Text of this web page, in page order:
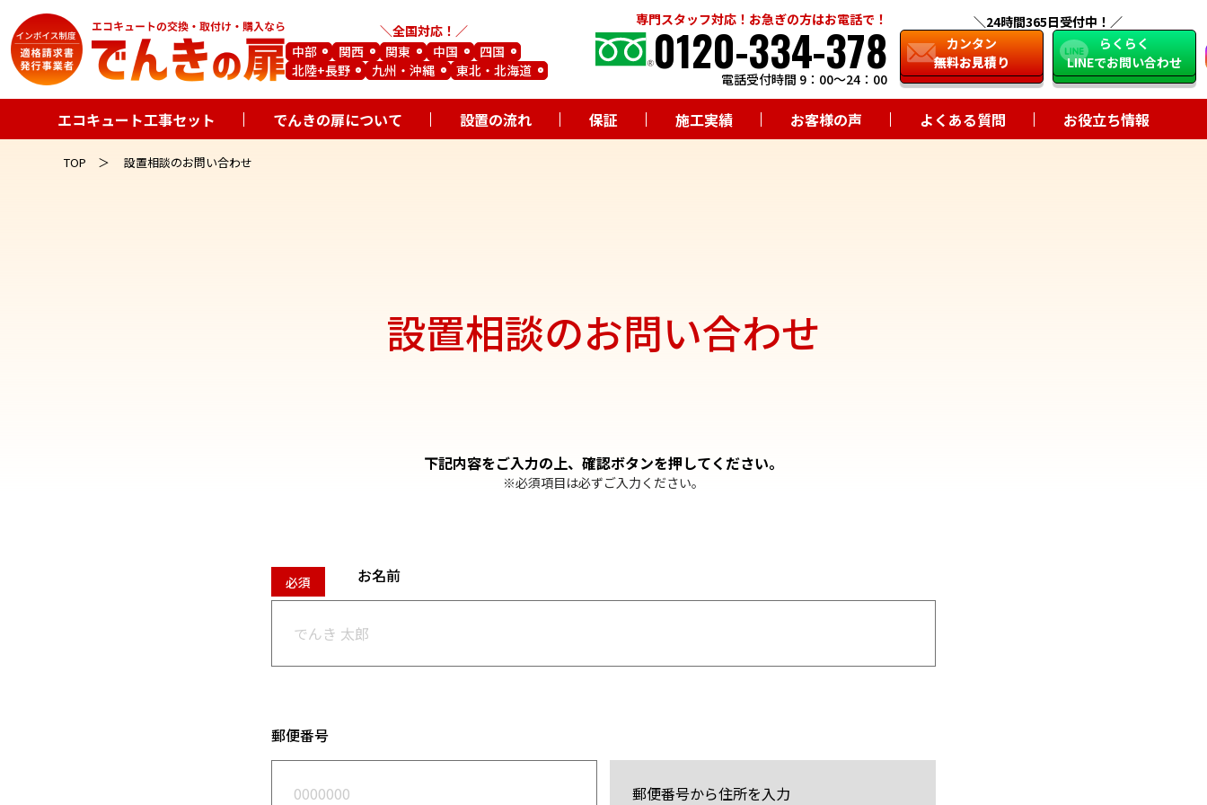
全国対応！
中部
関西 関東 中国
四国
北陸+長野
九州・沖縄 東北・北海道
専門スタッフ対応！お急ぎの方はお電話で！
0120-334-378
電話受付時間 9：00～24：00
24時間365日受付中！
カンタン
無料お見積り
らくらく
LINEでお問い合わせ
エコキュート工事セット でんきの扉について 設置の流れ 保証 施工実績 お客様の声 よくある質問 お役立ち情報
TOP 設置相談のお問い合わせ
設置相談のお問い合わせ
下記内容をご入力の上、 確認ボタンを押してください。
※必須項目は必ずご入力ください。
お名前
郵便番号
close